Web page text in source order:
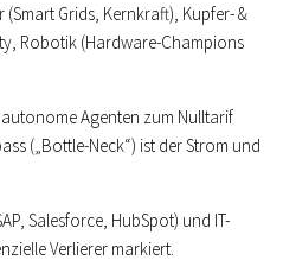
(Smart Grids, Kernkraft), Kupfer- &
Robotik (Hardware-Champions
Agenten zum Nulltarif
(„Bottle-Neck“) ist der Strom und
Salesforce, HubSpot) und IT-
Verlierer markiert.